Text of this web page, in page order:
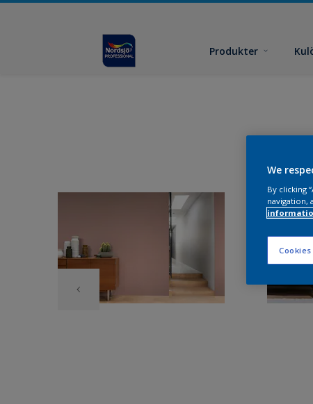
Produkter
We
By clicking
navigation,